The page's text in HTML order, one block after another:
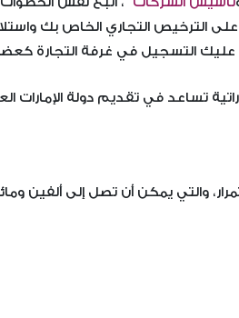
الترخيص التجاري الخاص بك
التسجيل في غرفة التجارة
تساعد في تقديم دولة الإمارات
والتي يمكن أن تصل إلى